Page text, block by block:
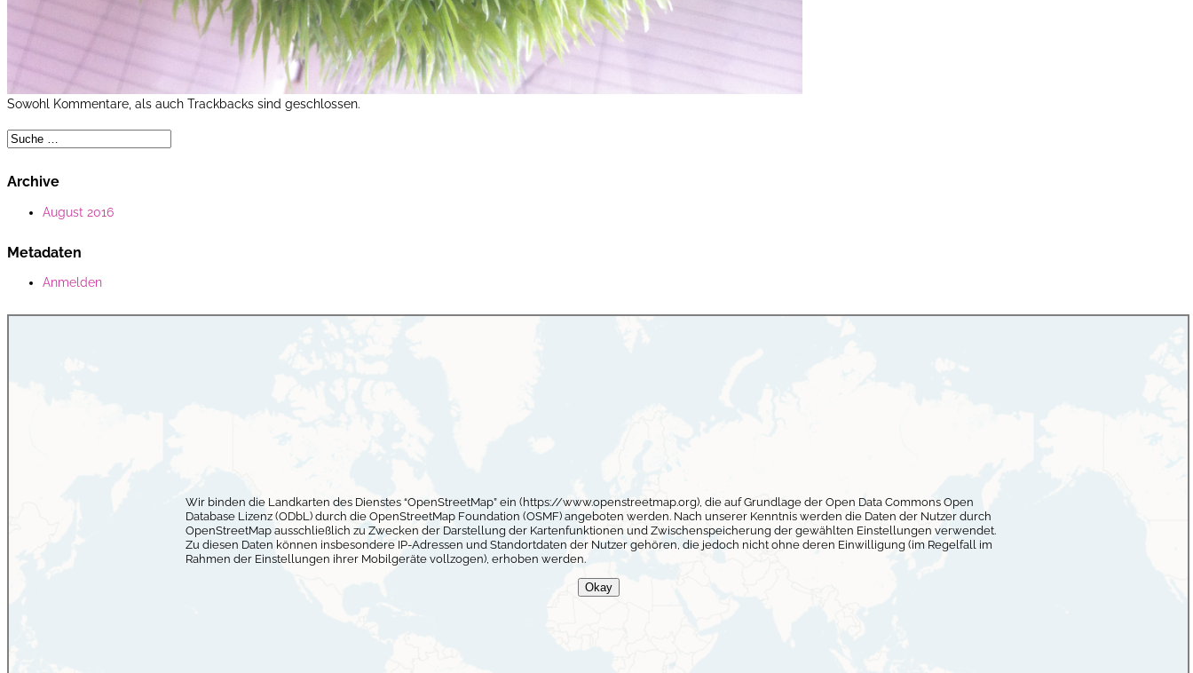
Sowohl Kommentare, als auch Trackbacks sind geschlossen.
Archive
August 2016
Metadaten
Anmelden
Wir binden die Landkarten des Dienstes “OpenStreetMap” ein (https://www.openstreetmap.org), die auf Grundlage der Open Data Commons Open
Database Lizenz (ODbL) durch die OpenStreetMap Foundation (OSMF) angeboten werden. Nach unserer Kenntnis werden die Daten der Nutzer durch
OpenStreetMap ausschließlich zu Zwecken der Darstellung der Kartenfunktionen und Zwischenspeicherung der gewählten Einstellungen verwendet.
Zu diesen Daten können insbesondere IP-Adressen und Standortdaten der Nutzer gehören, die jedoch nicht ohne deren Einwilligung (im Regelfall im
Rahmen der Einstellungen ihrer Mobilgeräte vollzogen), erhoben werden.